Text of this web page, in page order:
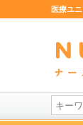
医療ユ